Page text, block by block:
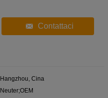
Contattaci
Hangzhou, Cina
Neuter;OEM